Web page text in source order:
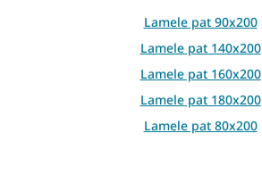
l
s
t
r
i
Lamele pat 90x200
Lamele pat 140x200
Lamele pat 160x200
Lamele pat 180x200
Lamele pat 80x200